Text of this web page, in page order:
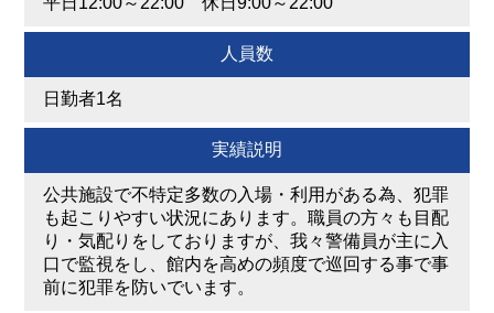
人員数
日勤者1名
実績説明
公共施設で不特定多数の入場・利用がある為、犯罪
も起こりやすい状況にあります。職員の方々も目配
り・気配りをしておりますが、我々警備員が主に入
口で監視をし、館内を高めの頻度で巡回する事で事
前に犯罪を防いでいます。